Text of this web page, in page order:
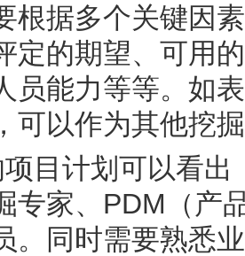
根据多个关键因
定的期望、可用
员能力等等。如
可以作为其他挖
计划可以看出
专家、PDM（产
。同时需要熟悉